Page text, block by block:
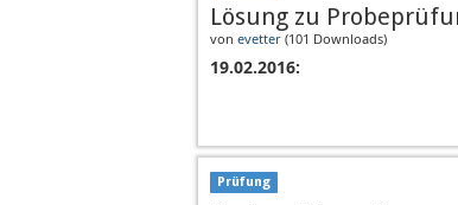
Lösung zu
von evetter (101 Downloads)
19.02.2016:
Prüfung